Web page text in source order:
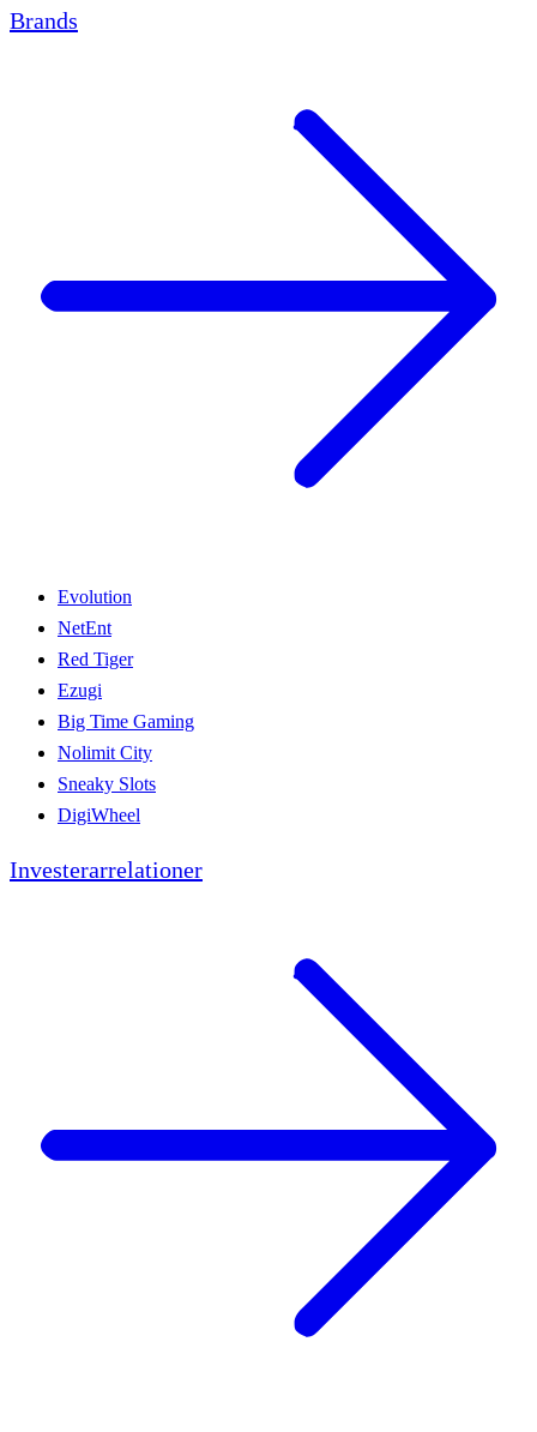
Brands
Evolution
NetEnt
Red Tiger
Ezugi
Big Time Gaming
Nolimit City
Sneaky Slots
DigiWheel
Investerarrelationer